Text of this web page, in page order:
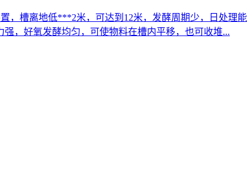
，槽离地低***2米，可达到12米，发酵周期少，日处理
，好氧发酵均匀，可使物料在槽内平移，也可收堆...